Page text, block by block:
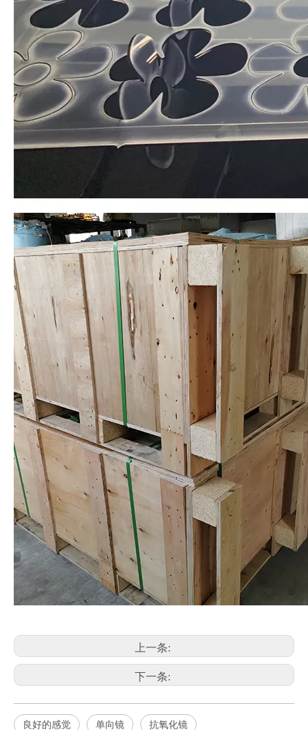
上一条:
下一条:
良好的感觉 单向镜 抗氧化镜